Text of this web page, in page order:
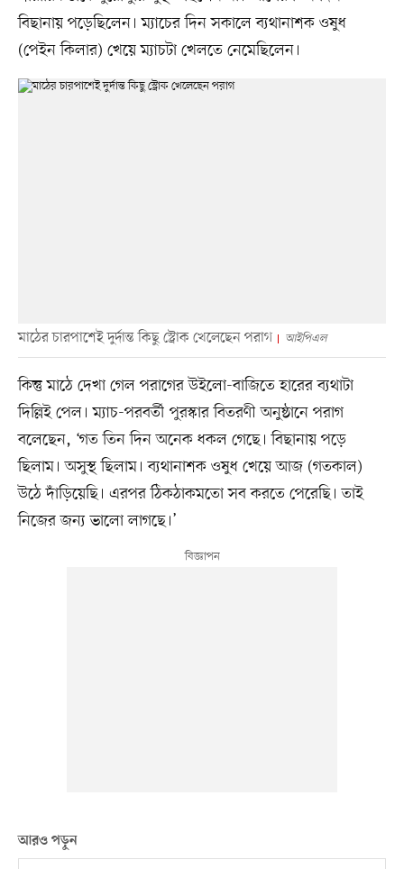
বিছানায় পড়েছিলেন। ম্যাচের দিন সকালে ব্যথানাশক ওষুধ
(পেইন কিলার) খেয়ে ম্যাচটা খেলতে নেমেছিলেন।
মাঠের চারপাশেই দুর্দান্ত কিছু স্ট্রোক খেলেছেন পরাগ আইপিএল
কিন্তু মাঠে দেখা গেল পরাগের উইলো-বাজিতে হারের ব্যথাটা
দিল্লিই পেল। ম্যাচ-পরবর্তী পুরস্কার বিতরণী অনুষ্ঠানে পরাগ
বলেছেন, ‘গত তিন দিন অনেক ধকল গেছে। বিছানায় পড়ে
ছিলাম। অসুস্থ ছিলাম। ব্যথানাশক ওষুধ খেয়ে আজ (গতকাল)
উঠে দাঁড়িয়েছি। এরপর ঠিকঠাকমতো সব করতে পেরেছি। তাই
নিজের জন্য ভালো লাগছে।’
আরও পড়ুন